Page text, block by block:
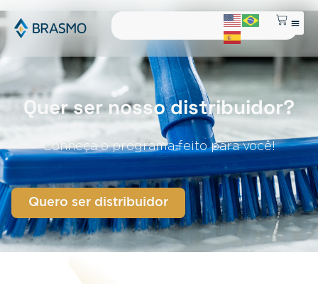
Quer ser nosso distribuidor?
Conheça o programa feito para você!
Quero ser distribuidor